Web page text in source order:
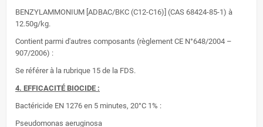
BENZYLAMMONIUM [ADBAC/BKC (C12-C16)] (CAS 68424-85-1) à
12.50g/kg.
Contient parmi d'autres composants (règlement CE N°648/2004 –
907/2006) :
Se référer à la rubrique 15 de la FDS.
4. EFFICACITÉ BIOCIDE :
Bactéricide EN 1276 en 5 minutes, 20°C 1% :
Pseudomonas aeruginosa